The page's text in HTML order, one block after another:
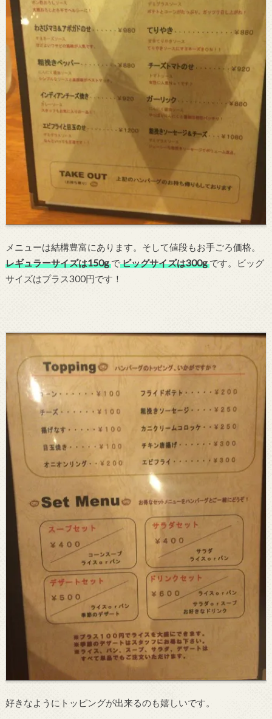
メニューは結構豊富にあります。そして値段もお手ごろ価格。
レギュラーサイズは150gでビッグサイズは300gです。ビッグ
サイズはプラス300円です！
好きなようにトッピングが出来るのも嬉しいです。